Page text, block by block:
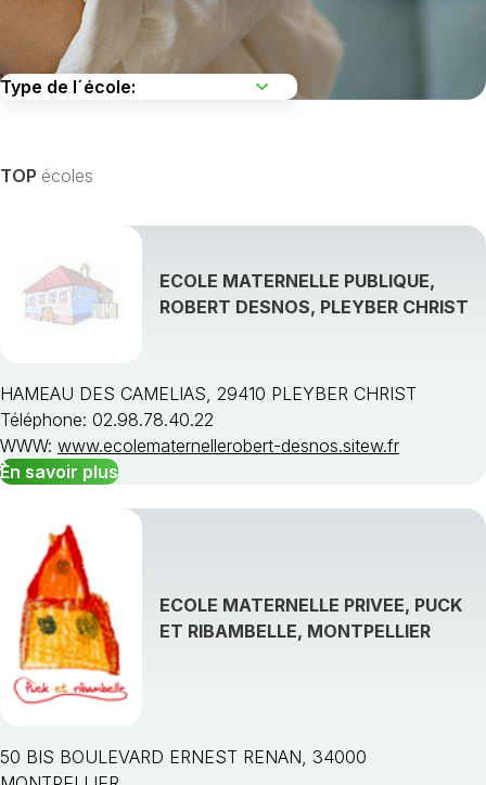
Afficher toutes les spécialités de formation »
Choisissez une région
TOP écoles
ECOLE MATERNELLE PUBLIQUE,
ROBERT DESNOS, PLEYBER CHRIST
HAMEAU DES CAMELIAS, 29410 PLEYBER CHRIST
Téléphone: 02.98.78.40.22
WWW: www.ecolematernellerobert-desnos.sitew.fr
En savoir plus
ECOLE MATERNELLE PRIVEE, PUCK
ET RIBAMBELLE, MONTPELLIER
50 BIS BOULEVARD ERNEST RENAN, 34000